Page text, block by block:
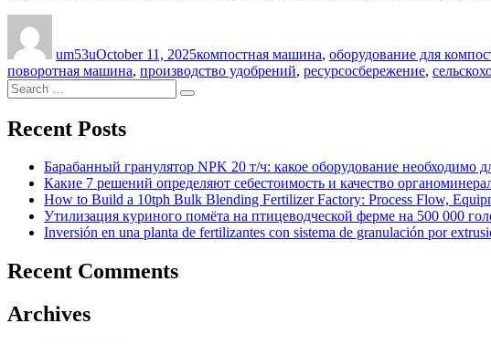
um53uOctober 11, 2025компостная машина, оборудование для
поворотная машина, производство удобрений, ресурсосбережение,
Search
for:
Search
Recent Posts
Барабанный гранулятор NPK 20 т/ч: какое оборудование необходимо
Какие 7 решений определяют себестоимость и качество
How to Build a 10tph Bulk Blending Fertilizer Factory: Process Flow,
Утилизация куриного помёта на птицеводческой ферме на 500 000
Inversión en una planta de fertilizantes con sistema de granulación por
Recent Comments
Archives